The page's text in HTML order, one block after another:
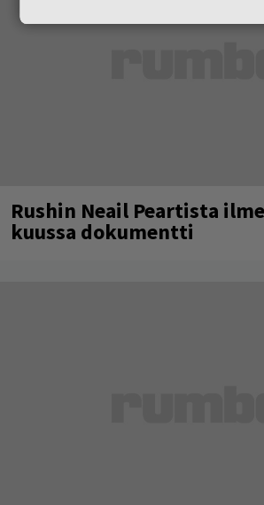
Rushin Neail Peartista
kuussa dokumentti